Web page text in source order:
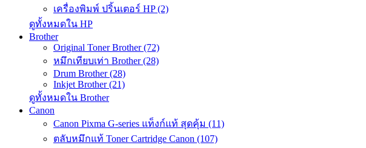
เครื่องพิมพ์ ปริ้นเตอร์ HP (2)
ดูทั้งหมดใน HP
Brother
Original Toner Brother (72)
หมึกเทียบเท่า Brother (28)
Drum Brother (28)
Inkjet Brother (21)
ดูทั้งหมดใน Brother
Canon
Canon Pixma G-series แท็งก์แท้ สุดคุ้ม (11)
ตลับหมึกแท้ Toner Cartridge Canon (107)